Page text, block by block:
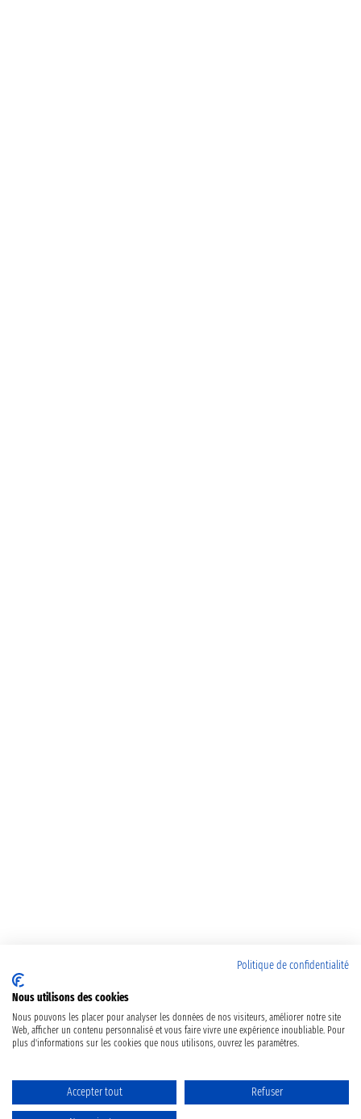
Politique de confidentialité
Nous utilisons des cookies
Nous pouvons les placer pour analyser les données de nos visiteurs, améliorer notre site
Web, afficher un contenu personnalisé et vous faire vivre une expérience inoubliable. Pour
plus d'informations sur les cookies que nous utilisons, ouvrez les paramètres.
Accepter tout Refuser